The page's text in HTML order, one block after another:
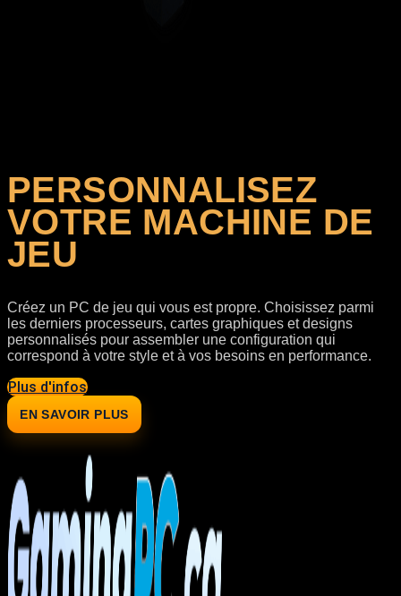
PERSONNALISEZ
VOTRE MACHINE DE
JEU
Créez un PC de jeu qui vous est propre. Choisissez parmi
les derniers processeurs, cartes graphiques et designs
personnalisés pour assembler une configuration qui
correspond à votre style et à vos besoins en performance.
Plus d'infos
EN SAVOIR PLUS